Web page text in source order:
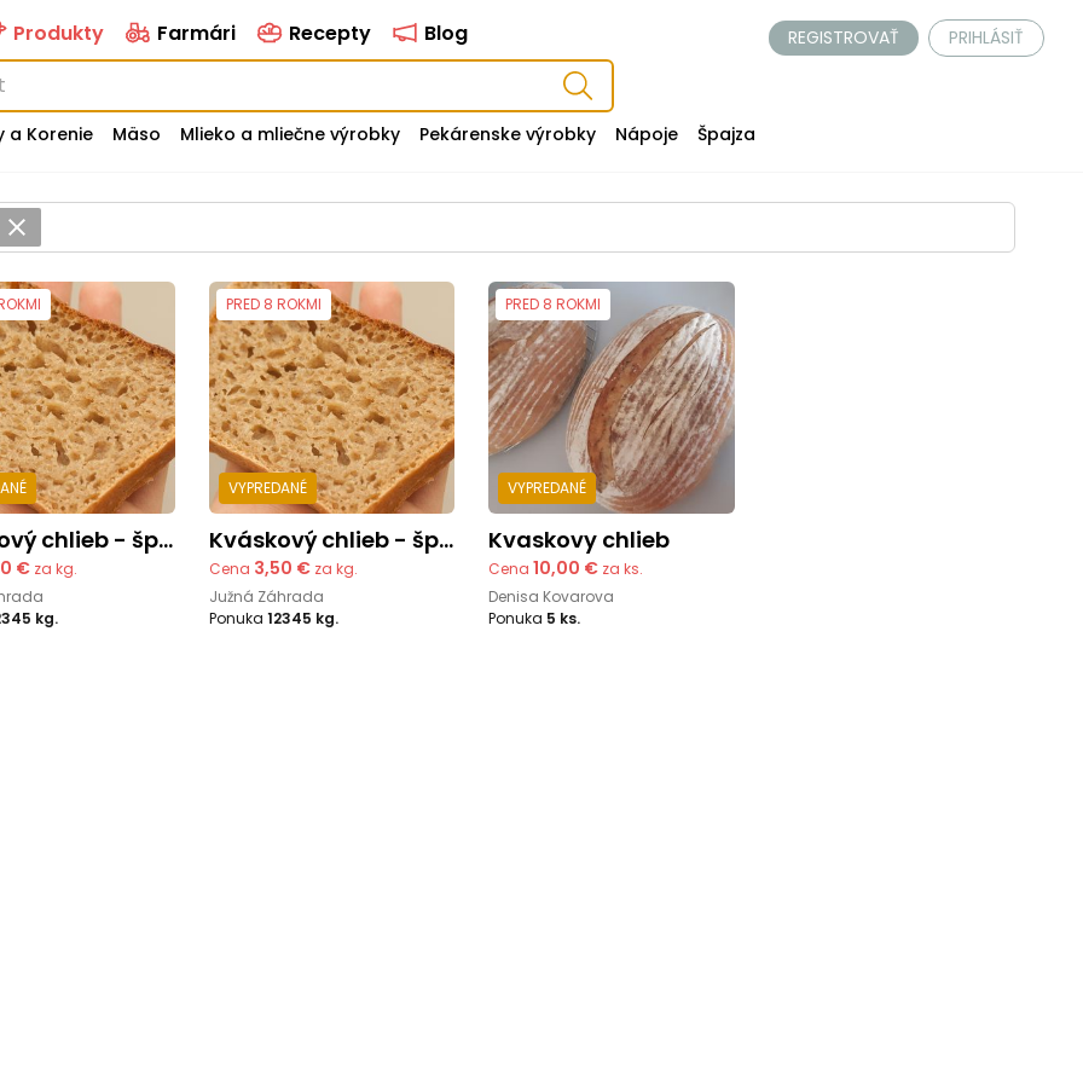
Produkty Farmári Recepty Blog REGISTROVAŤ PRIHLÁSIŤ
a Korenie Mäso Mlieko a mliečne výrobky Pekárenske výrobky Nápoje Špajza
chlieb - špalda/zemiak
€za kg.
kg.
PRED 8 ROKMI
VYPREDANÉ
Kváskový chlieb - špalda/semiačka
Cena 3,50 €za kg.
Južná Záhrada
Ponuka 12345 kg.
PRED 8 ROKMI
VYPREDANÉ
Kvaskovy chlieb
Cena10,00 € za ks.
Denisa Kovarova
Ponuka 5 ks.